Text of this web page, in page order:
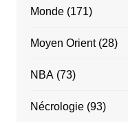
Monde(171)
Moyen Orient(28)
NBA(73)
Nécrologie(93)